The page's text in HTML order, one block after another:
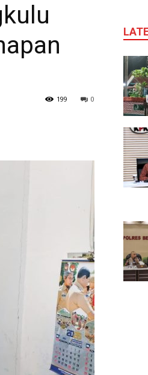
0
199